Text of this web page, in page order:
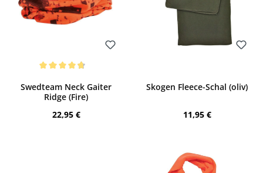
Bewerten
Swedteam Neck Gaiter
Ridge (Fire)
Regulärer Preis:
22,95 €
Skogen Fleece-Schal (oliv)
Regulärer Preis:
11,95 €